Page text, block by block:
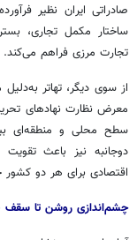
صادراتی ایران نظیر
ساختار مکمل تجاری،
تجارت مرزی فراهم می‌کند.
از سوی دیگر، تهاتر
معرض نظارت نهادهای
سطح محلی و منطقه‌ای
دوجانبه نیز باعث
اقتصادی برای هر دو
چشم‌اندازی روشن تا سقف ۱۰ میلیارد دلار تجارت